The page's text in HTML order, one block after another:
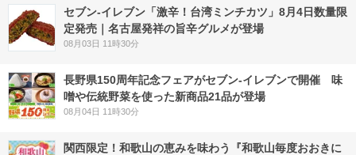
セブン-イレブン「激辛！台湾ミンチカツ」8月4日数量限
定発売｜名古屋発祥の旨辛グルメが登場
08月03日 11時30分
長野県150周年記念フェアがセブン-イレブンで開催 味
噌や伝統野菜を使った新商品21品が登場
08月04日 11時30分
関西限定！和歌山の恵みを味わう『和歌山毎度おおきに